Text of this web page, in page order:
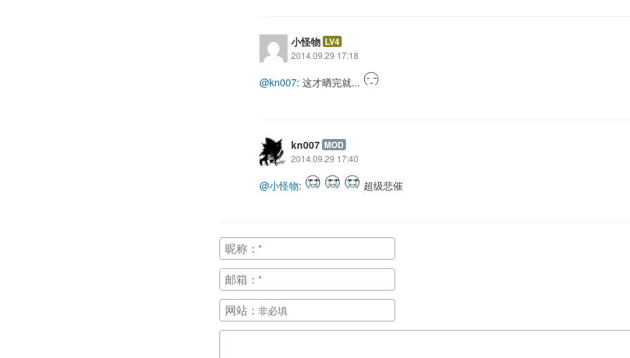
小怪物 LV4
2014.09.29 17:18
@kn007: 这才晒完就...
kn007 MOD
2014.09.29 17:40
@小怪物: 超级悲催
昵称：
邮箱：
网站：